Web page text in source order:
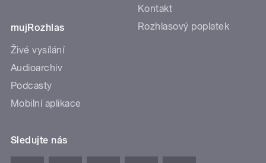
mujRozhlas
Živé vysílání
Audioarchiv
Podcasty
Mobilní aplikace
Kontakt
Rozhlasový poplatek
Sledujte nás